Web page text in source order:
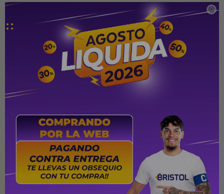

Incorpora un cómodo Pillow Top que aporta mayor suavidad y
confort, además de una base fabricada con madera de
reforestación. Completa su diseño con cubierta inferior de
tejido antideslizante y panel lateral revestido en elegante tela
Especificaciones
Medidas: 1,60 x 2,00 m
Tipo de espuma: D28
Nivel de firmeza: Intermedia
Uso: Una cara (no requiere rotación de lado a lado)
Pillow Top: Sí
Base (sommier): Fabricada con madera de reforestación